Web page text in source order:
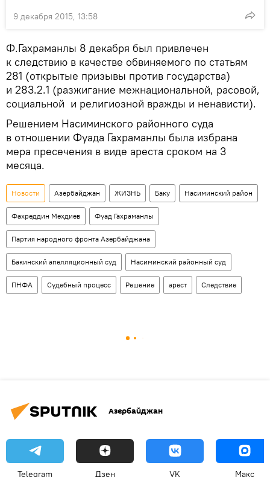
9 декабря 2015, 13:58
Ф.Гахраманлы 8 декабря был привлечен
к следствию в качестве обвиняемого по статьям
281 (открытые призывы против государства)
и 283.2.1 (разжигание межнациональной, расовой,
социальной и религиозной вражды и ненависти).
Решением Насиминского районного суда
в отношении Фуада Гахраманлы была избрана
мера пресечения в виде ареста сроком на 3
месяца.
Новости Азербайджан ЖИЗНЬ Баку Насиминский район
Фахреддин Мехдиев Фуад Гахраманлы
Партия народного фронта Азербайджана
Бакинский апелляционный суд Насиминский районный суд
ПНФА Судебный процесс Решение арест Следствие
Азербайджан
Telegram Дзен VK Макс